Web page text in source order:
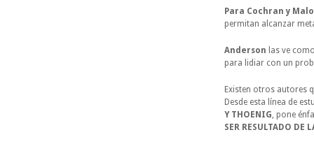
Para Cochran y
permitan alcanzar
Anderson las ve
para lidiar con un
Existen otros autores
Desde esta línea de
Y THOENIG, pone
SER RESULTADO DE